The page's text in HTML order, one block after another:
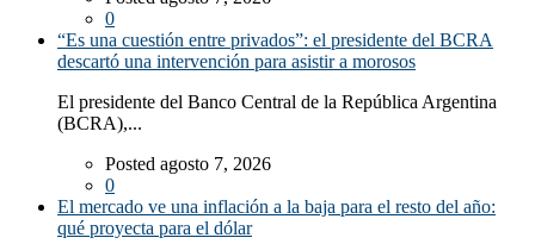
0
“Es una cuestión entre privados”: el presidente del BCRA
descartó una intervención para asistir a morosos
El presidente del Banco Central de la República Argentina
(BCRA),...
Posted agosto 7, 2026
0
El mercado ve una inflación a la baja para el resto del año:
qué proyecta para el dólar